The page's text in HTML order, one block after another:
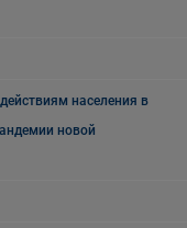
населения в
новой